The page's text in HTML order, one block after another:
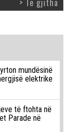
> Të gjitha
mundësinë
elektrike
të ftohta në
Parade në